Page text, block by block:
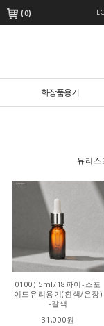
(0)
화장품용기
유리스
0100) 5ml/18파이-스포
이드유리용기(흰색/은장)
-갈색
31,000원